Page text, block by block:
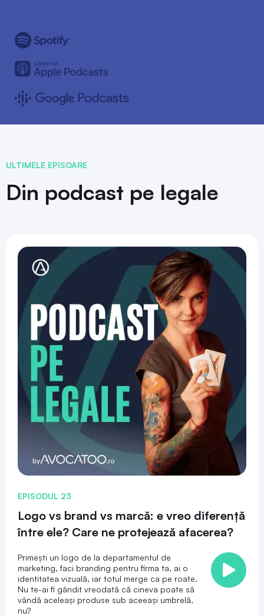
ULTIMELE EPISOARE
Din podcast pe legale
EPISODUL 23
Logo vs brand vs marcă: e vreo diferență
între ele? Care ne protejează afacerea?
Primești un logo de la departamentul de
marketing, faci branding pentru firma ta, ai o
identitatea vizuală, iar totul merge ca pe roate.
Nu te-ai fi gândit vreodată că cineva poate să
vândă aceleași produse sub aceeași umbrelă,
nu?